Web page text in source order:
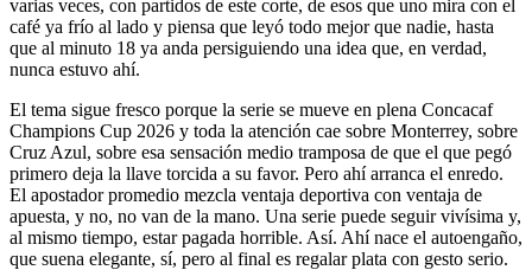
varias veces, con partidos de este corte, de esos que uno mira con el
café ya frío al lado y piensa que leyó todo mejor que nadie, hasta
que al minuto 18 ya anda persiguiendo una idea que, en verdad,
nunca estuvo ahí.
El tema sigue fresco porque la serie se mueve en plena Concacaf
Champions Cup 2026 y toda la atención cae sobre Monterrey, sobre
Cruz Azul, sobre esa sensación medio tramposa de que el que pegó
primero deja la llave torcida a su favor. Pero ahí arranca el enredo.
El apostador promedio mezcla ventaja deportiva con ventaja de
apuesta, y no, no van de la mano. Una serie puede seguir vivísima y,
al mismo tiempo, estar pagada horrible. Así. Ahí nace el autoengaño,
que suena elegante, sí, pero al final es regalar plata con gesto serio.